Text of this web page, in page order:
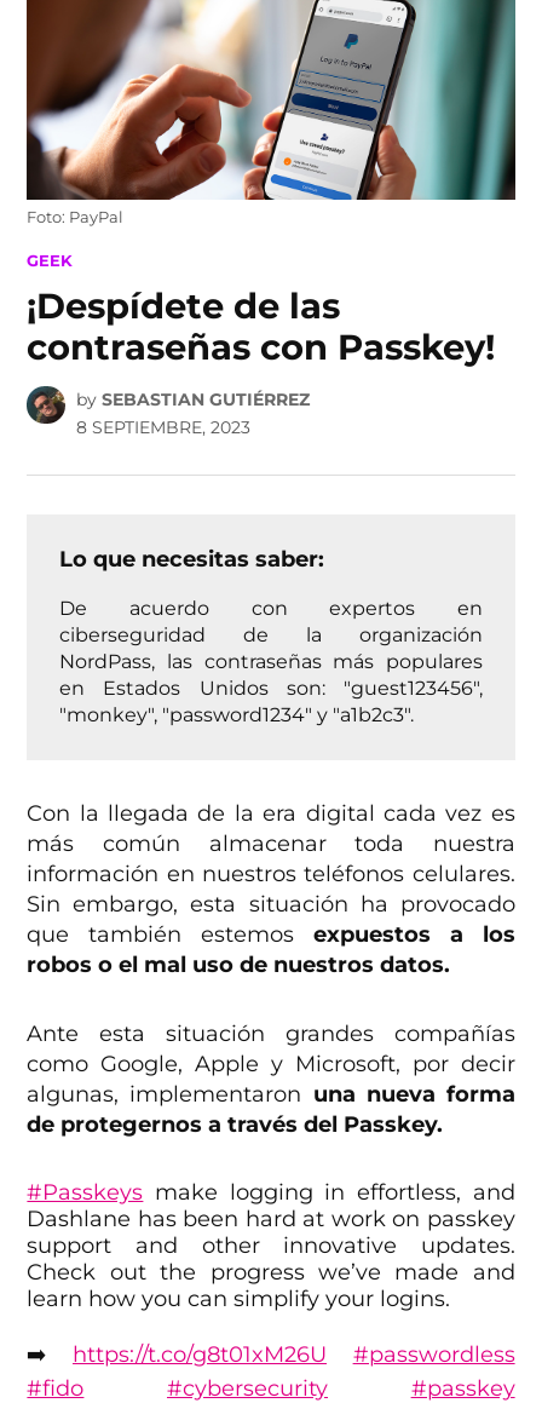
Foto: PayPal
POSTED
GEEK
¡Despídete de las
contraseñas con Passkey!
by SEBASTIAN GUTIÉRREZ
8 SEPTIEMBRE, 2023
Lo que necesitas saber:
De acuerdo con expertos en
ciberseguridad de la organización
NordPass, las contraseñas más populares
en Estados Unidos son: "guest123456",
"monkey", "password1234" y "a1b2c3".
Con la llegada de la era digital cada vez es
más común almacenar toda nuestra
información en nuestros teléfonos celulares.
Sin embargo, esta situación ha provocado
que también estemos expuestos a los
robos o el mal uso de nuestros datos.
Ante esta situación grandes compañías
como Google, Apple y Microsoft, por decir
algunas, implementaron una nueva forma
de protegernos a través del Passkey.
#Passkeys make logging in effortless, and
Dashlane has been hard at work on passkey
support and other innovative updates.
Check out the progress we’ve made and
learn how you can simplify your logins.
➡️ https://t.co/g8t01xM26U
#passwordless
#fido
#cybersecurity
#passkey